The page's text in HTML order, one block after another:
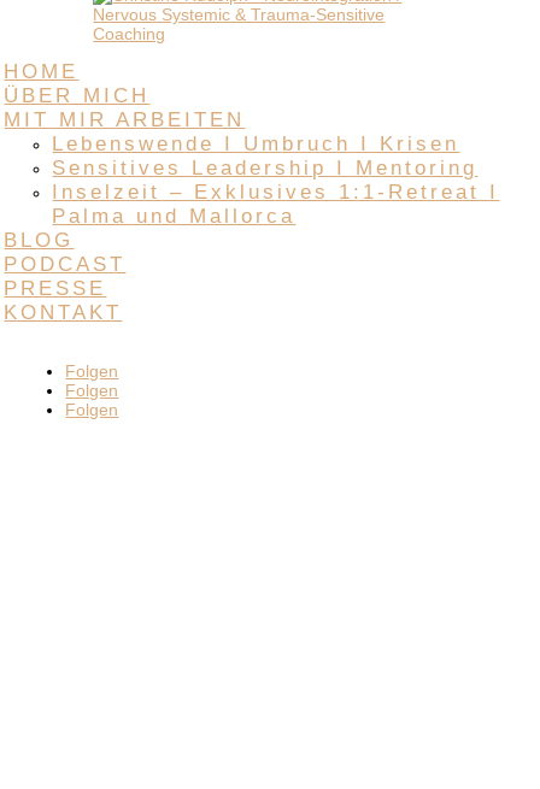
HOME
ÜBER MICH
MIT MIR ARBEITEN
Lebenswende I Umbruch I Krisen
Sensitives Leadership I Mentoring
Inselzeit – Exklusives 1:1-Retreat I
Palma und Mallorca
BLOG
PODCAST
PRESSE
KONTAKT
Folgen
Folgen
Folgen